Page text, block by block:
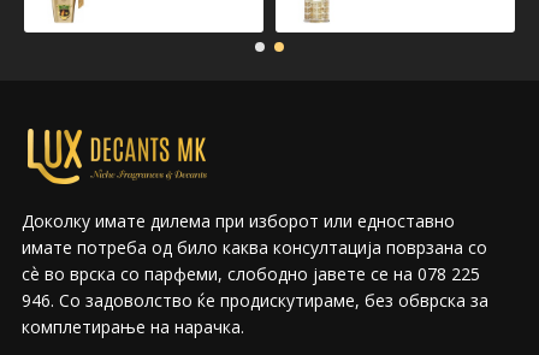
Доколку имате дилема при изборот или едноставно
имате потреба од било каква консултација поврзана со
сѐ во врска со парфеми, слободно јавете се на 078 225
946. Со задоволство ќе продискутираме, без обврска за
комплетирање на нарачка.